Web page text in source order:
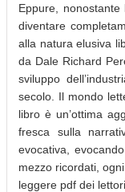
Eppure,
diventare
alla natura elusiva
da Dale Richard
sviluppo
secolo. Il mondo
libro è un’ottima
fresca sulla
evocativa,
mezzo ricordati,
leggere pdf dei